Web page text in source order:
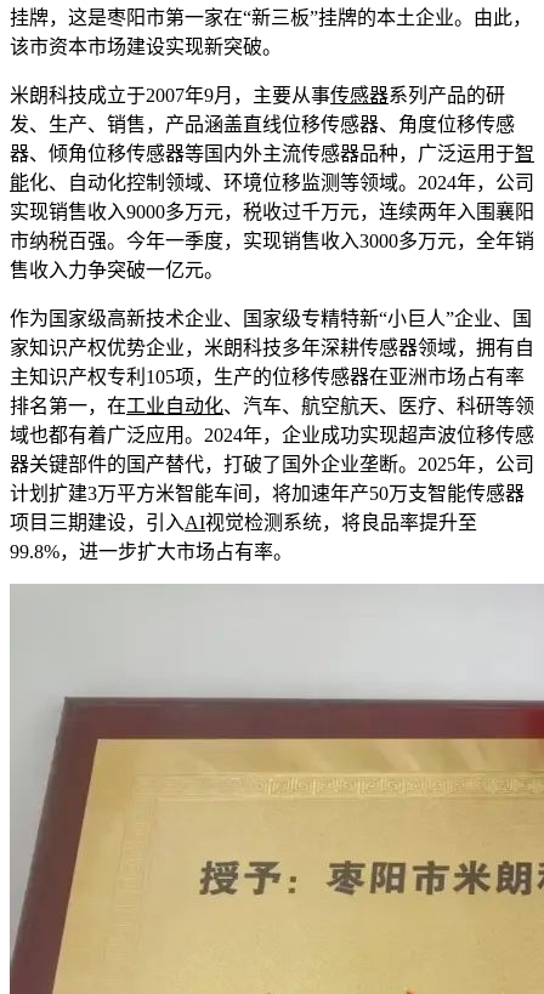
挂牌，这是枣阳市第一家在“新三板”挂牌的本土企业。由此，
该市资本市场建设实现新突破。
米朗科技成立于2007年9月，主要从事传感器系列产品的研
发、生产、销售，产品涵盖直线位移传感器、角度位移传感
器、倾角位移传感器等国内外主流传感器品种，广泛运用于智
能化、自动化控制领域、环境位移监测等领域。2024年，公司
实现销售收入9000多万元，税收过千万元，连续两年入围襄阳
市纳税百强。今年一季度，实现销售收入3000多万元，全年销
售收入力争突破一亿元。
作为国家级高新技术企业、国家级专精特新“小巨人”企业、国
家知识产权优势企业，米朗科技多年深耕传感器领域，拥有自
主知识产权专利105项，生产的位移传感器在亚洲市场占有率
排名第一，在工业自动化、汽车、航空航天、医疗、科研等领
域也都有着广泛应用。2024年，企业成功实现超声波位移传感
器关键部件的国产替代，打破了国外企业垄断。2025年，公司
计划扩建3万平方米智能车间，将加速年产50万支智能传感器
项目三期建设，引入AI视觉检测系统，将良品率提升至
99.8%，进一步扩大市场占有率。